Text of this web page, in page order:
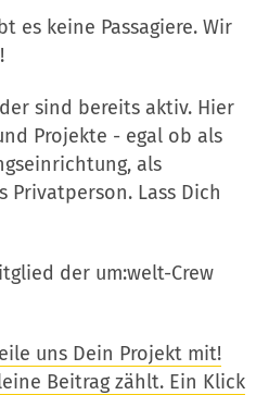
es keine Passagiere. Wir
sind bereits aktiv. Hier
Projekte - egal ob als
als
Lass Dich
der um:welt-Crew
uns Dein Projekt mit!
Beitrag zählt. Ein Klick